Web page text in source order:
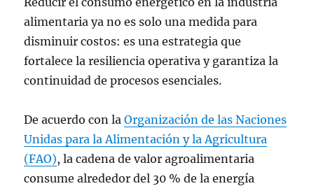
alimentaria ya no es solo una medida para
disminuir costos: es una estrategia que
fortalece la resiliencia operativa y garantiza la
continuidad de procesos esenciales.
De acuerdo con laOrganización de las Naciones
Unidas para la Alimentación y la Agricultura
(FAO), la cadena de valor agroalimentaria
consume alrededor del 30 % de la energía